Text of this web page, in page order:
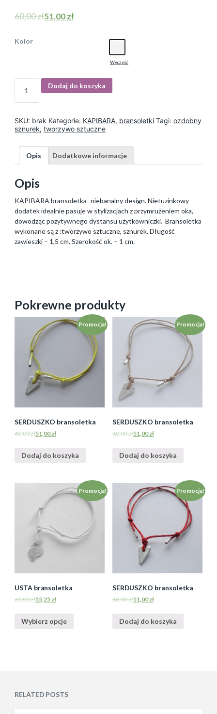
60,00zł51,00zł
Kolor
Wyczyść
I
ś
Dodaj do koszyka
SKU: brak Kategorie: KAPIBARA, bransoletki Tagi: ozdobny
sznurek, tworzywo sztuczne
Opis Dodatkowe informacje
Opis
KAPIBARA bransoletka- niebanalny design. Nietuzinkowy
dodatek idealnie pasuje w stylizacjach z przymrużeniem oka,
dowodząc pozytywnego dystansu użytkowniczki. Bransoletka
wykonane są z :tworzywo sztuczne, sznurek. Długość
zawieszki – 1,5 cm. Szerokość ok. – 1 cm.
Pokrewne produkty
Promocja!
SERDUSZKO bransoletka
60,00zł51,00zł
Dodaj do koszyka
Promocja!
SERDUSZKO bransoletka
60,00zł51,00zł
Dodaj do koszyka
Promocja!
USTA bransoletka
65,00zł55,25 zł
Wybierz opcje
Promocja!
SERDUSZKO bransoletka
60,00zł51,00zł
Dodaj do koszyka
RELATED POSTS